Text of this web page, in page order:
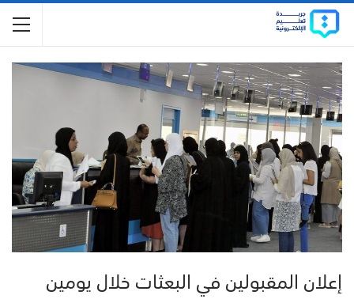
إعلان المقبولين في البعثات خلال يومين